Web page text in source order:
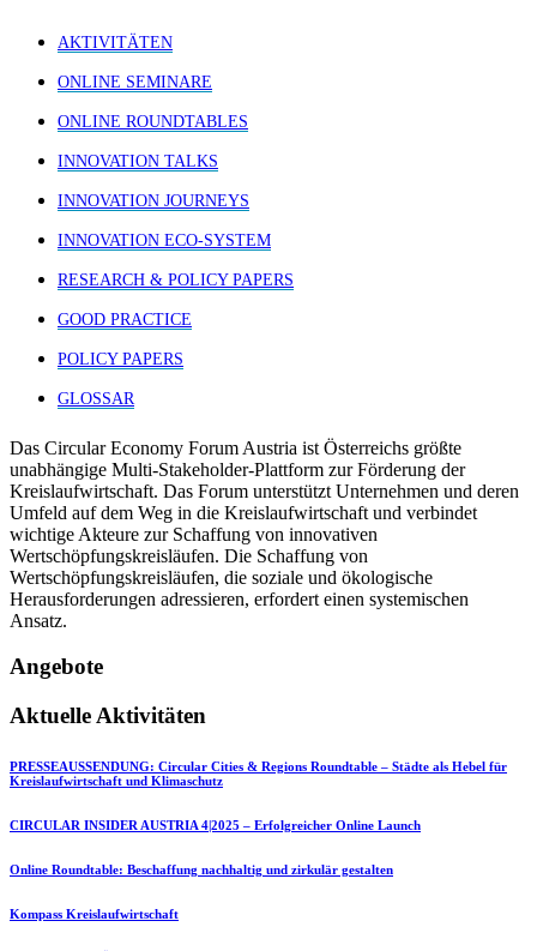
AKTIVITÄTEN
ONLINE SEMINARE
ONLINE ROUNDTABLES
INNOVATION TALKS
INNOVATION JOURNEYS
INNOVATION ECO-SYSTEM
RESEARCH & POLICY PAPERS
GOOD PRACTICE
POLICY PAPERS
GLOSSAR
Das Circular Economy Forum Austria ist Österreichs größte
unabhängige Multi-Stakeholder-Plattform zur Förderung der
Kreislaufwirtschaft. Das Forum unterstützt Unternehmen und deren
Umfeld auf dem Weg in die Kreislaufwirtschaft und verbindet
wichtige Akteure zur Schaffung von innovativen
Wertschöpfungskreisläufen. Die Schaffung von
Wertschöpfungskreisläufen, die soziale und ökologische
Herausforderungen adressieren, erfordert einen systemischen
Ansatz.
Angebote
Aktuelle Aktivitäten
PRESSEAUSSENDUNG: Circular Cities & Regions Roundtable – Städte als Hebel für
Kreislaufwirtschaft und Klimaschutz
CIRCULAR INSIDER AUSTRIA 4|2025 – Erfolgreicher Online Launch
Online Roundtable: Beschaffung nachhaltig und zirkulär gestalten
Kompass Kreislaufwirtschaft